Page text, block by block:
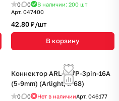
0 0 В наличии: 200 шт
Арт. 047400
42.80 ₽/шт
В корзину
Коннектор ARL-CWP-3pin-16A
(5-9mm) (Arlight, IP68)
0 0 Нет в наличииАрт. 046177